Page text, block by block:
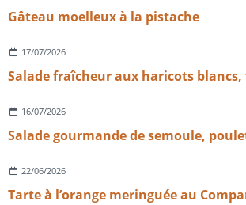
Gâteau moelleux à la pistache
17/07/2026
16/07/2026
22/06/2026
Tarte à l’orange meringuée au